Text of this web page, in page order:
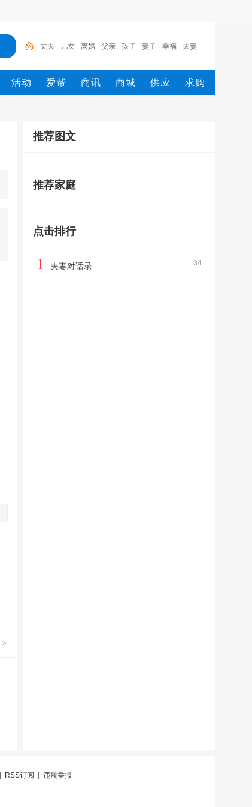
丈夫 儿女 离婚 父亲 孩子 妻子 幸福 夫妻
家庭 婚姻 丈夫
活动 爱帮 商讯 商城 供应 求购
>
推荐图文
推荐家庭
点击排行
34
1 夫妻对话录
RSS订阅 违规举报